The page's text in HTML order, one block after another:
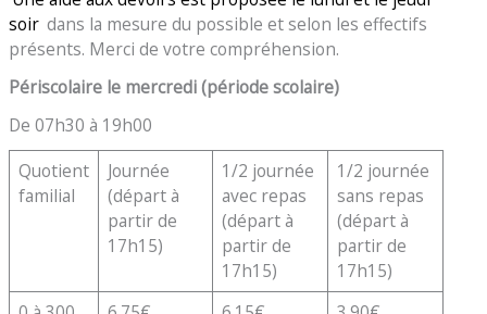
soir dans la mesure du possible et selon les effectifs
présents. Merci de votre compréhension.
Périscolaire le mercredi (période scolaire)
De 07h30 à 19h00
Quotient
familial
Journée
(départ à
partir de
17h15)
1/2 journée
avec repas
(départ à
partir de
17h15)
1/2 journée
sans repas
(départ à
partir de
17h15)